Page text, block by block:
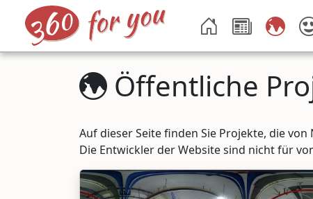
Öffentliche
Auf dieser Seite finden Sie Projekte, die
Die Entwickler der Website sind nicht für